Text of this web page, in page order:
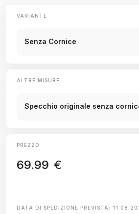
VARIANTE
Senza Cornice
ALTRE MISURE
Specchio originale senza
PREZZO
69.99 €
DATA DI SPEDIZIONE PREVISTA: